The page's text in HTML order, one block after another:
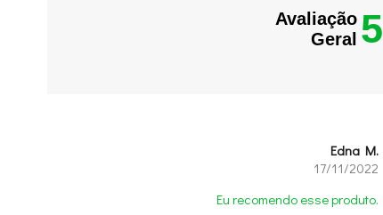
Avaliação
Geral 5
Edna M.
17/11/2022
Eu recomendo esse produto.